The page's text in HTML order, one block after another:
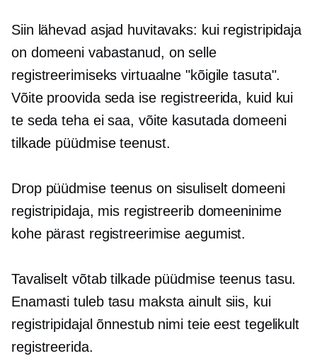
Siin lähevad asjad huvitavaks: kui registripidaja
on domeeni vabastanud, on selle
registreerimiseks virtuaalne "kõigile tasuta".
Võite proovida seda ise registreerida, kuid kui
te seda teha ei saa, võite kasutada domeeni
tilkade püüdmise teenust.
Drop püüdmise teenus on sisuliselt domeeni
registripidaja, mis registreerib domeeninime
kohe pärast registreerimise aegumist.
Tavaliselt võtab tilkade püüdmise teenus tasu.
Enamasti tuleb tasu maksta ainult siis, kui
registripidajal õnnestub nimi teie eest tegelikult
registreerida.